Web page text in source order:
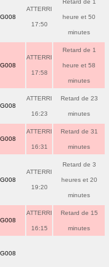
ATTERRI
17:50
Retard de 1
heure et 50
minutes
ATTERRI
17:58
Retard de 1
heure et 58
minutes
ATTERRI
16:23
Retard de 23
minutes
ATTERRI
16:31
Retard de 31
minutes
ATTERRI
19:20
Retard de 3
heures et 20
minutes
ATTERRI
16:15
Retard de 15
minutes